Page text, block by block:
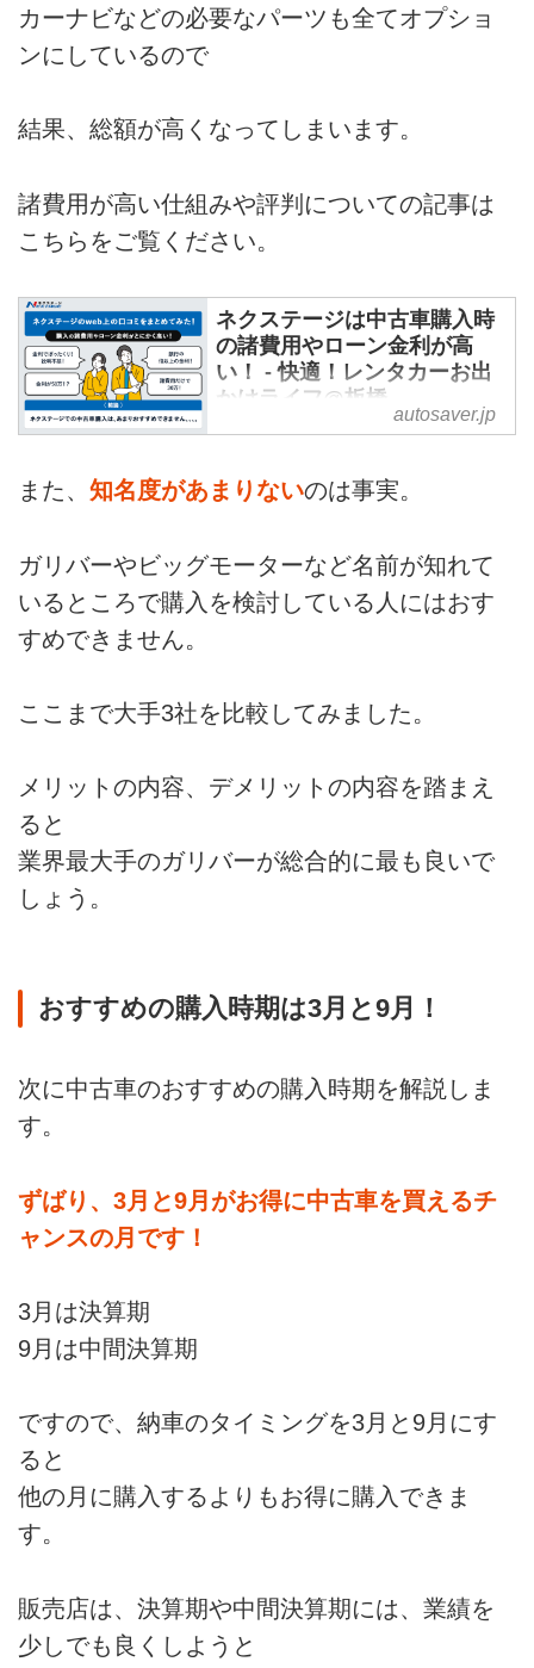
ト」（有料）
カーナビなどの必要なパーツも全てオプショ
ンにしているので
結果、総額が高くなってしまいます。
諸費用が高い仕組みや評判についての記事は
こちらをご覧ください。
ネクステージは中古車購入時
の諸費用やローン金利が高
い！ - 快適！レンタカーお出
かけライフ@板橋
今回もネクステージをまとめてみ
ネクステージとは、業界大手のガ
す。
LINE査定やショッピングサイト
そんなネクステージは、ネット上
金利が高すぎる」
ます。
実際に、車本体の価格を下げるこ
ただ...
autosaver.jp
また、 知名度があまりないのは事実。
ガリバーやビッグモーターなど名前が知れて
いるところで購入を検討している人にはおす
すめできません。
ここまで大手3社を比較してみました。
メリットの内容、デメリットの内容を踏まえ
ると
業界最大手のガリバーが総合的に最も良いで
しょう。
おすすめの購入時期は3月と9月！
次に中古車のおすすめの購入時期を解説しま
す。
ずばり、3月と9月がお得に中古車を買えるチ
ャンスの月です！
3月は決算期
9月は中間決算期
ですので、納車のタイミングを3月と9月にす
ると
他の月に購入するよりもお得に購入できま
す。
販売店は、決算期や中間決算期には、業績を
少しでも良くしようと